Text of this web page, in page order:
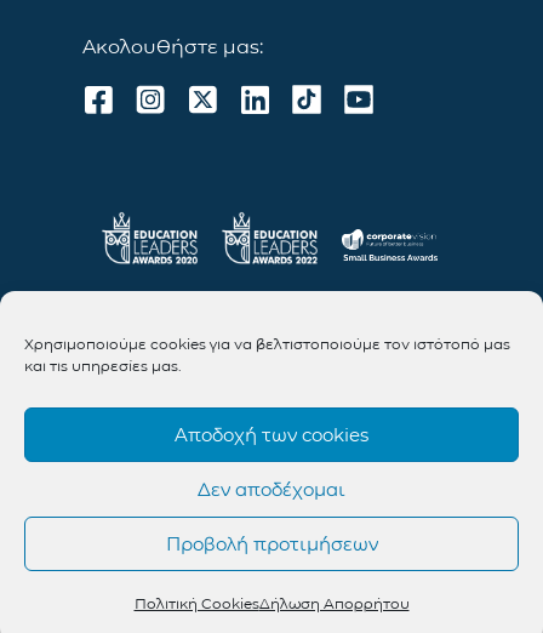
Χρησιμοποιούμε cookies για να βελτιστοποιούμε τον ιστότοπό μας
και τις υπηρεσίες μας.
Αποδοχή των cookies
Δεν αποδέχομαι
Προβολή προτιμήσεων
Πολιτική CookiesΔήλωση Απορρήτου
Ακολουθήστε μας: